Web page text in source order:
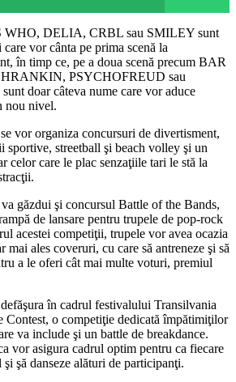
DELIA, CRBL sau SMILEY sunt
vor cânta pe prima scenă la
în timp ce, pe a doua scenă precum BAR
PSYCHOFREUD sau
doar câteva nume care vor aduce
nou nivel.
vor organiza concursuri de divertisment,
streetball şi beach volley şi un
care le plac senzaţiile tari le stă la
găzdui şi concursul Battle of the Bands,
de lansare pentru trupele de pop-rock
acestei competiţii, trupele vor avea ocazia
mai ales coveruri, cu care să antreneze şi să
a le oferi cât mai multe voturi, premiul
în cadrul festivalului Transilvania
Contest, o competiţie dedicată împătimiţilor
va include şi un battle de breakdance.
vor asigura cadrul optim pentru ca fiecare
şă danseze alături de participanţi.